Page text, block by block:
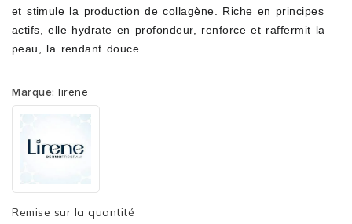
et stimule la production de collagène. Riche en principes
actifs, elle hydrate en profondeur, renforce et raffermit la
peau, la rendant douce.
Marque: lirene
Remise sur la quantité